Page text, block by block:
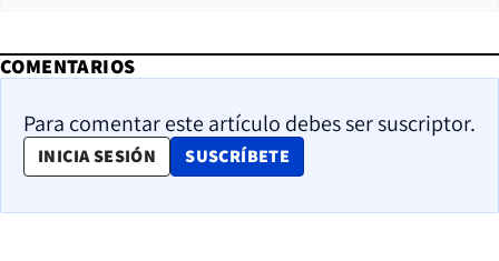
COMENTARIOS
Para comentar este artículo debes ser suscriptor.
INICIA SESIÓN SUSCRÍBETE
OPENS IN NEW WINDOW